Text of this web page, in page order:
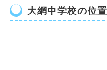
大網中学校の位置